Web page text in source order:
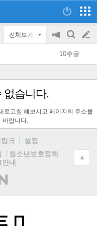
전체보기
공
지
on/off
검
색
글
쓰
기
10추글
없습니다.
로고침 해보시고 페이지의 주소를
바랍니다.
크
설정
청소년보호정책
내
▲